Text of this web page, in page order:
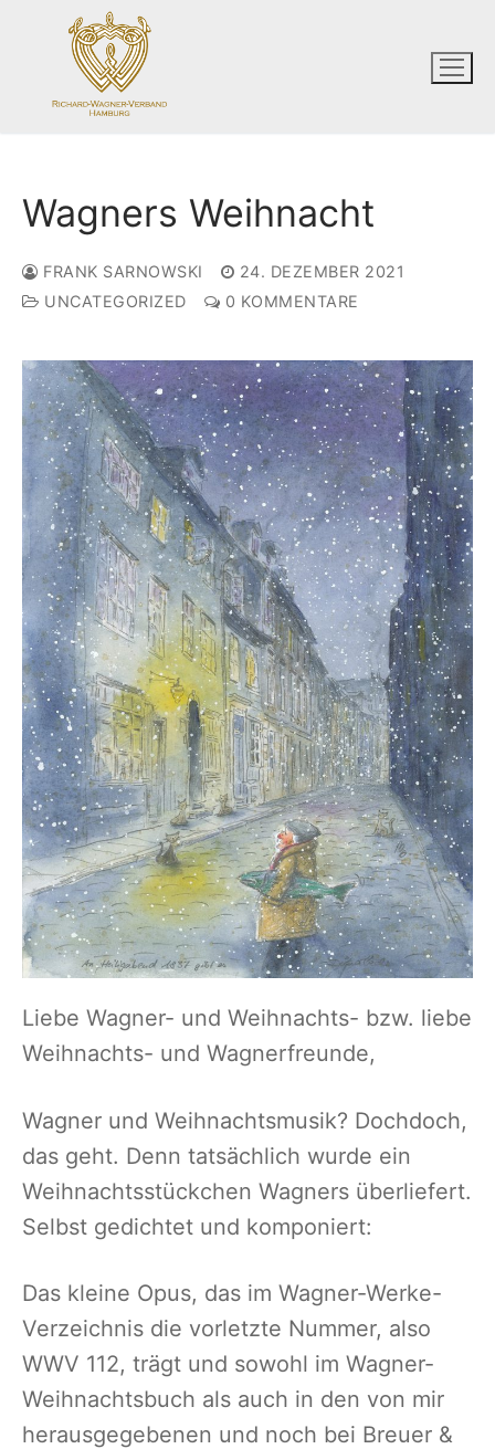
springen
Wagners Weihnacht
FRANK SARNOWSKI
24. DEZEMBER 2021
UNCATEGORIZED
0 KOMMENTARE
Liebe Wagner- und Weihnachts- bzw. liebe
Weihnachts- und Wagnerfreunde,
Wagner und Weihnachtsmusik? Dochdoch,
das geht. Denn tatsächlich wurde ein
Weihnachtsstückchen Wagners überliefert.
Selbst gedichtet und komponiert:
Das kleine Opus, das im Wagner-Werke-
Verzeichnis die vorletzte Nummer, also
WWV 112, trägt und sowohl im Wagner-
Weihnachtsbuch als auch in den von mir
herausgegebenen und noch bei Breuer &